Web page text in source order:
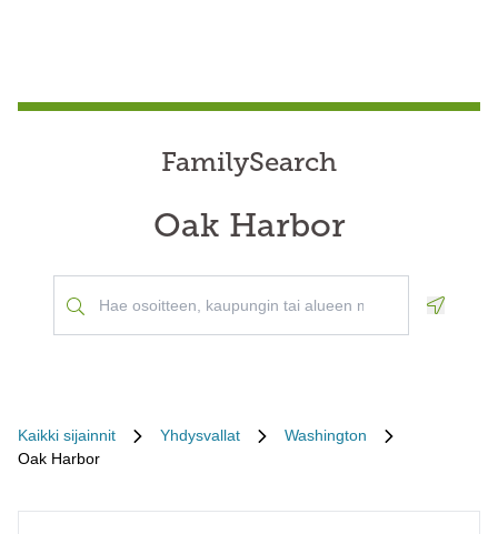
FamilySearch
Oak Harbor
Kaikki sijainnit Yhdysvallat
Washington
Oak Harbor